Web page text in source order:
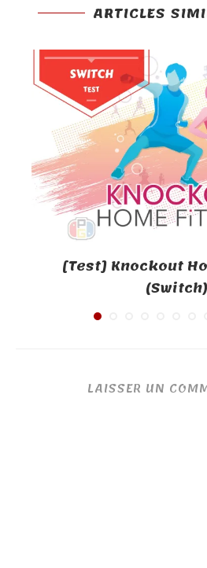
ARTICLES
[Test] Knockout
(Switch)
LAISSER UN